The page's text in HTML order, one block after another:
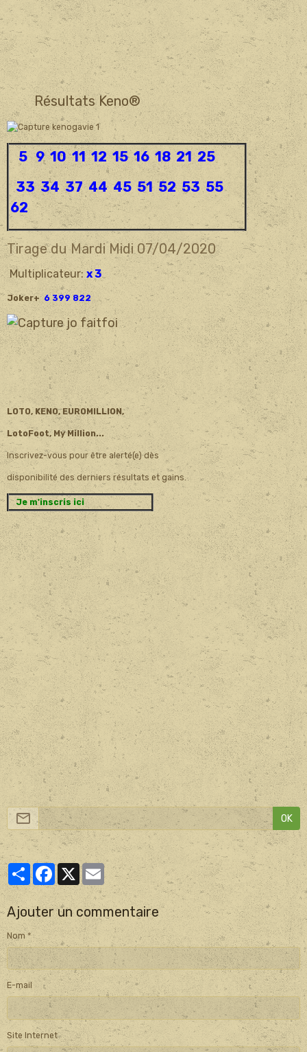
Résultats Keno®
Tirage du Mardi Midi 07/04/2020
5 9 10 11 12 15 16 18 21 25
33 34 37 44 45 51 52 53 55
62
Multiplicateur: x 3
Joker+6 399 822
LOTO, KENO, EUROMILLION,
LotoFoot, My Million...
Inscrivez-vous pour être alerté(e) dès
disponibilité des derniers résultats et gains.
Je m'inscris ici
OK
PartagerFacebook
X Email
Ajouter un commentaire
Nom
E-mail
Site Internet